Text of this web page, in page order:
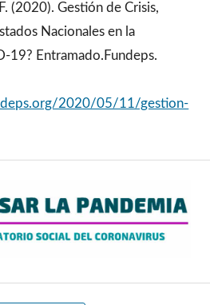
(2020). Gestión de Crisis,
Nacionales en la
19? Entramado.Fundeps.
2020/05/11/gestion-